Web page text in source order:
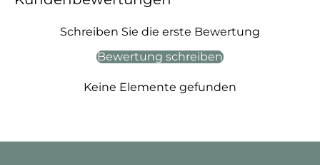
Schreiben Sie die erste Bewertung
Bewertung schreiben
Keine Elemente gefunden